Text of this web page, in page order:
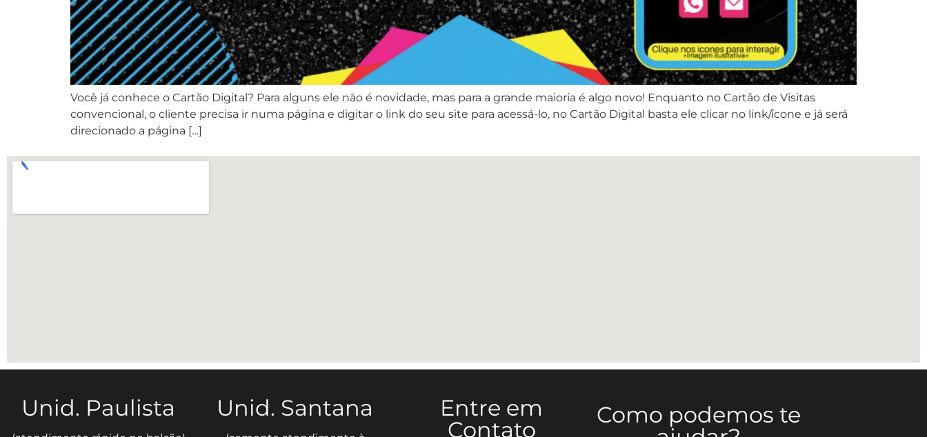
Você já conhece o Cartão Digital? Para alguns ele não é novidade, mas para a grande maioria é algo novo! Enquanto no Cartão de Visitas
convencional, o cliente precisa ir numa página e digitar o link do seu site para acessá-lo, no Cartão Digital basta ele clicar no link/ícone e já será
direcionado a página […]
Unid. Paulista Unid. Santana
Entre em
Contato
Como podemos te